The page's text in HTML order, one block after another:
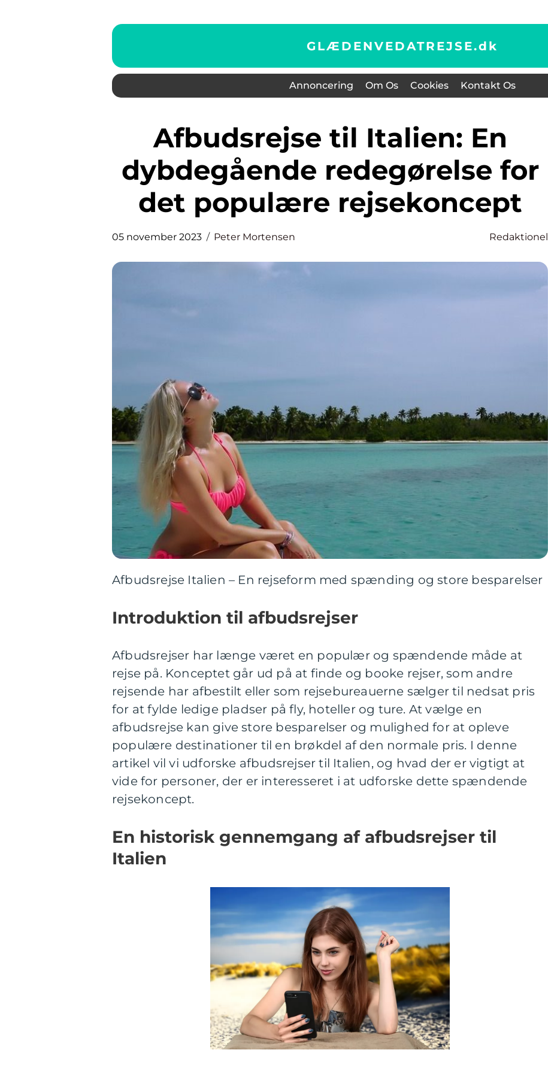
GLÆDENVEDATREJSE.dk
Annoncering Om Os Cookies Kontakt Os
Afbudsrejse til Italien: En
dybdegående redegørelse for
det populære rejsekoncept
05 november 2023 Peter Mortensen Redaktionel
Afbudsrejse Italien – En rejseform med spænding og store besparelser
Introduktion til afbudsrejser
Afbudsrejser har længe været en populær og spændende måde at
rejse på. Konceptet går ud på at finde og booke rejser, som andre
rejsende har afbestilt eller som rejsebureauerne sælger til nedsat pris
for at fylde ledige pladser på fly, hoteller og ture. At vælge en
afbudsrejse kan give store besparelser og mulighed for at opleve
populære destinationer til en brøkdel af den normale pris. I denne
artikel vil vi udforske afbudsrejser til Italien, og hvad der er vigtigt at
vide for personer, der er interesseret i at udforske dette spændende
rejsekoncept.
En historisk gennemgang af afbudsrejser til
Italien